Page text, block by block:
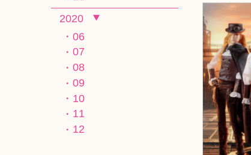
2020
06
07
08
09
10
11
12